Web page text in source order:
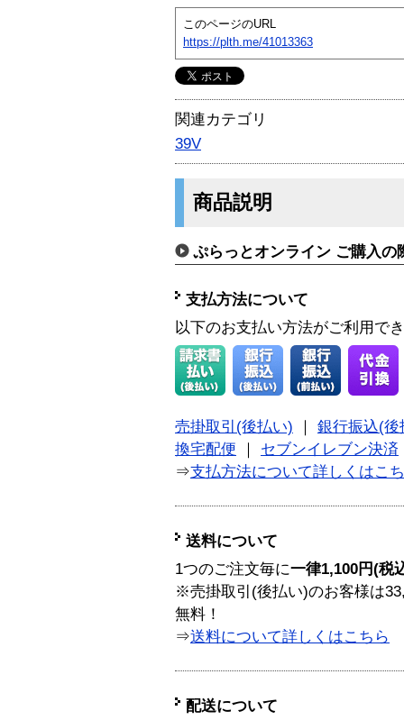
このページのURL
https://plth.me/41013363
関連カテゴリ
39V
商品説明
ぷらっとオンライン ご購入の
支払方法について
以下のお支払い方法がご利用で
売掛取引(後払い)
銀行振込(後
換宅配便
セブンイレブン決済
⇒支払方法について詳しくはこ
送料について
1つのご注文毎に一律1,100円(税
※売掛取引(後払い)のお客様は
無料！
⇒送料について詳しくはこちら
配送について